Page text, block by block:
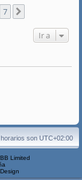
7
Ir a
son UTC+02:00
Limited